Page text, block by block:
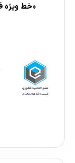
«خط ویژه